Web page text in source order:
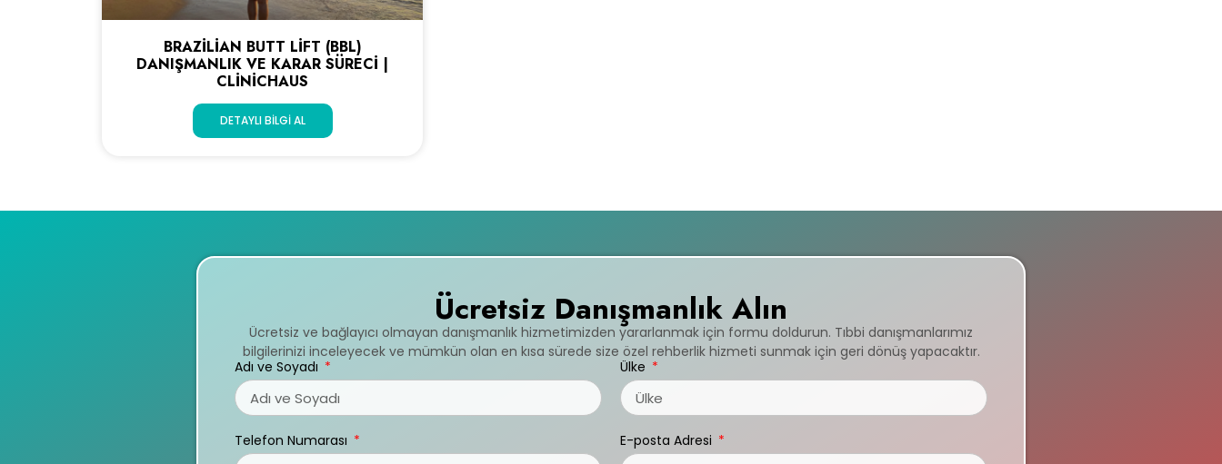
BRAZILIAN BUTT LIFT (BBL)
DANIŞMANLIK VE KARAR SÜRECI |
CLINICHAUS
DETAYLI BILGI AL
Ücretsiz Danışmanlık Alın
Ücretsiz ve bağlayıcı olmayan danışmanlık hizmetimizden yararlanmak için formu doldurun. Tıbbi danışmanlarımız
bilgilerinizi inceleyecek ve mümkün olan en kısa sürede size özel rehberlik hizmeti sunmak için geri dönüş yapacaktır.
Adı ve Soyadı
Ülke
Telefon Numarası
E-posta Adresi